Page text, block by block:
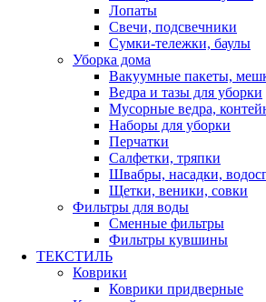
Лопаты
Свечи, подсвечники
Сумки-тележки, баулы
Уборка дома
Вакуумные пакеты,
Ведра и тазы для уборки
Мусорные ведра,
Наборы для уборки
Перчатки
Салфетки, тряпки
Швабры, насадки,
Щетки, веники, совки
Фильтры для воды
Сменные фильтры
Фильтры кувшины
ТЕКСТИЛЬ
Коврики
Коврики придверные